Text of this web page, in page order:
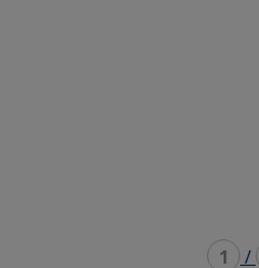
1 /